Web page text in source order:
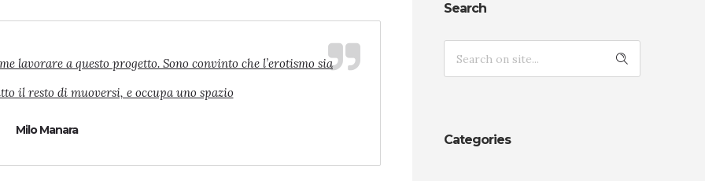
lavorare a questo progetto. Sono convinto che l’erotismo sia
il resto di muoversi, e occupa uno spazio
Milo Manara
Search
Categories